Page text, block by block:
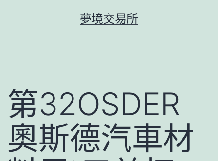
夢境交易所
第32OSDER
奧斯德汽車材